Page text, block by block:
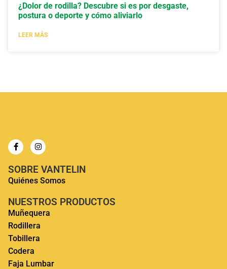
¿Dolor de rodilla? Descubre si es por desgaste,
postura o deporte y cómo aliviarlo
LEER MÁS
SOBRE VANTELIN
Quiénes Somos
NUESTROS PRODUCTOS
Muñequera
Rodillera
Tobillera
Codera
Faja Lumbar